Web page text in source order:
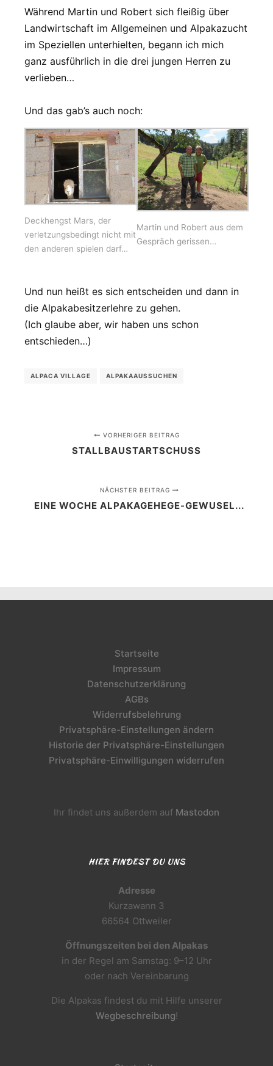
Während Martin und Robert sich fleißig über
Landwirtschaft im Allgemeinen und Alpakazucht
im Speziellen unterhielten, begann ich mich
ganz ausführlich in die drei jungen Herren zu
verlieben…
Und das gab’s auch noch:
Deckhengst Mars, der
verletzungsbedingt nicht mit
den anderen spielen darf…
Martin und Robert aus dem
Gespräch gerissen…
Und nun heißt es sich entscheiden und dann in
die Alpakabesitzerlehre zu gehen.
(Ich glaube aber, wir haben uns schon
entschieden…)
ALPACA VILLAGE ALPAKAAUSSUCHEN
VORHERIGER BEITRAG
STALLBAUSTARTSCHUSS
NÄCHSTER BEITRAG
EINE WOCHE ALPAKAGEHEGE-GEWUSEL...
Startseite
Impressum
Datenschutzerklärung
AGBs
Widerrufsbelehrung
Privatsphäre-Einstellungen ändern
Historie der Privatsphäre-Einstellungen
Privatsphäre-Einwilligungen widerrufen
Ihr findet uns außerdem auf Mastodon
HIER FINDEST DU UNS
Adresse
Kurzawann 3
66564 Ottweiler
Öffnungszeiten bei den Alpakas
in der Regel am Samstag: 9–12 Uhr
oder nach Vereinbarung
Die Alpakas findest du mit Hilfe unserer
Wegbeschreibung!